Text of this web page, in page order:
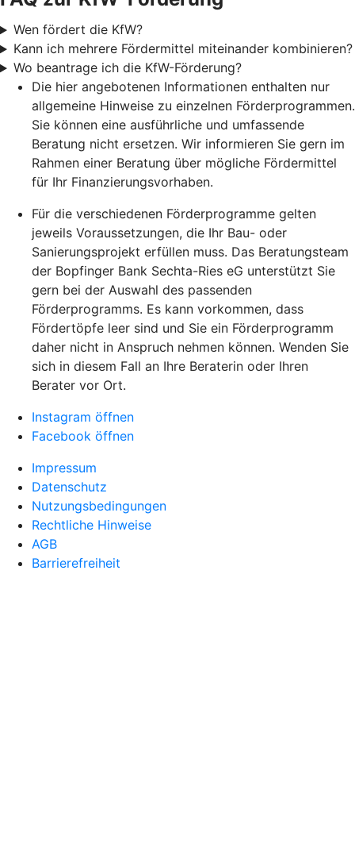
Wen fördert die KfW?
Kann ich mehrere Fördermittel miteinander kombinieren?
Wo beantrage ich die KfW-Förderung?
Die hier angebotenen Informationen enthalten nur
allgemeine Hinweise zu einzelnen Förderprogrammen.
Sie können eine ausführliche und umfassende
Beratung nicht ersetzen. Wir informieren Sie gern im
Rahmen einer Beratung über mögliche Fördermittel
für Ihr Finanzierungsvorhaben.
Für die verschiedenen Förderprogramme gelten
jeweils Voraussetzungen, die Ihr Bau- oder
Sanierungsprojekt erfüllen muss. Das Beratungsteam
der Bopfinger Bank Sechta-Ries eG unterstützt Sie
gern bei der Auswahl des passenden
Förderprogramms. Es kann vorkommen, dass
Fördertöpfe leer sind und Sie ein Förderprogramm
daher nicht in Anspruch nehmen können. Wenden Sie
sich in diesem Fall an Ihre Beraterin oder Ihren
Berater vor Ort.
Instagram öffnen
Facebook öffnen
Impressum
Datenschutz
Nutzungsbedingungen
Rechtliche Hinweise
AGB
Barrierefreiheit